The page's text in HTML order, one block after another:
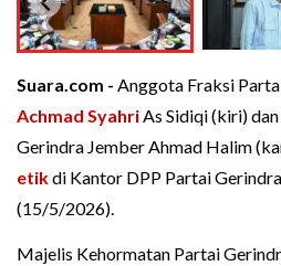
Suara.com - Anggota Fraksi
Achmad SyahriAs Sidiqi (kiri)
Gerindra Jember Ahmad Halim
etikdi Kantor DPP Partai
(15/5/2026).
Majelis Kehormatan Partai